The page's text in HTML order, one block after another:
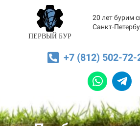
ПЕРВЫЙ БУР
20 лет бурим
Санкт-
+7 (812) 502-72-